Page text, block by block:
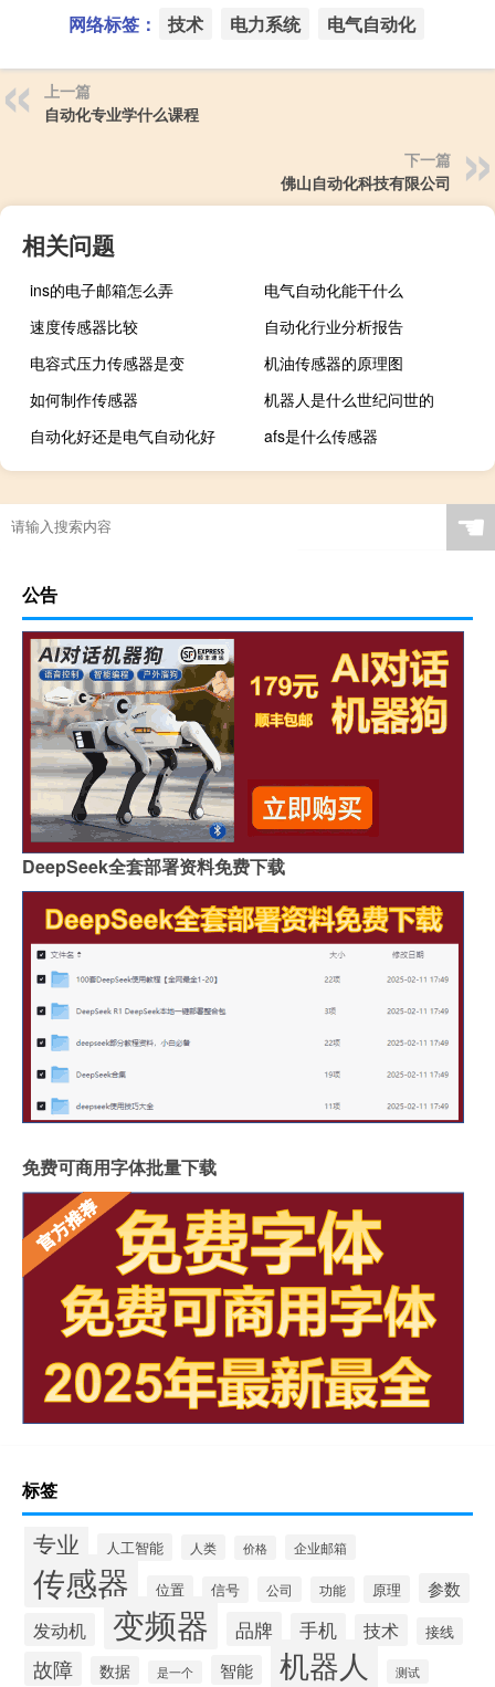
网络标签： 技术 电力系统 电气自动化
上一篇
自动化专业学什么课程
下一篇
佛山自动化科技有限公司
相关问题
ins的电子邮箱怎么弄
电气自动化能干什么
速度传感器比较
自动化行业分析报告
电容式压力传感器是变
机油传感器的原理图
如何制作传感器
机器人是什么世纪问世的
自动化好还是电气自动化好
afs是什么传感器
☚
公告
DeepSeek全套部署资料免费下载
免费可商用字体批量下载
标签
专业 人工智能 人类 价格 企业邮箱
传感器 位置 信号 公司 功能 原理 参数
发动机 变频器 品牌 手机 技术 接线
故障 数据 是一个 智能 机器人 测试